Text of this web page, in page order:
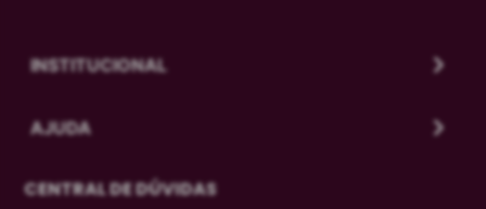
INSTITUCIONAL
AJUDA
CENTRAL DE DÚVIDAS